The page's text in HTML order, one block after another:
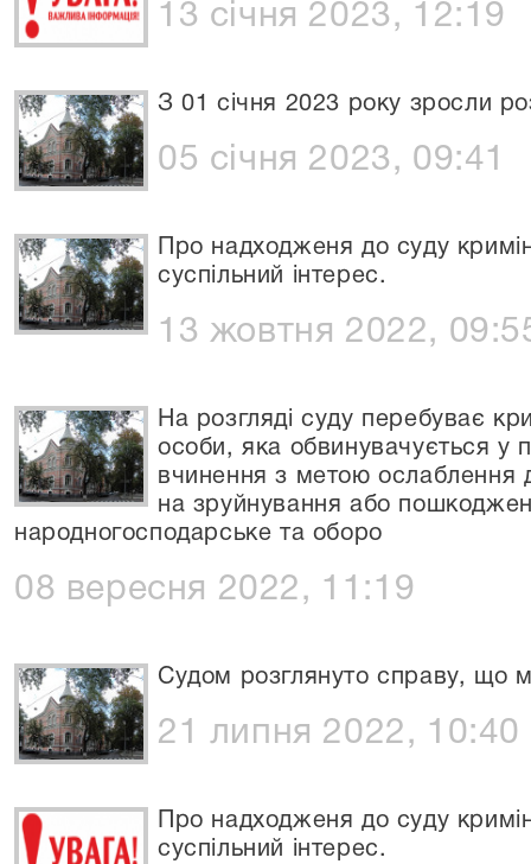
13 січня 2023, 12:19
З 01 січня 2023 року зросли
05 січня 2023, 09:41
Про надходженя до суду
суспільний інтерес.
13 жовтня 2022,
На розгляді суду перебуває
особи, яка обвинувачується у
вчинення з метою ослаблення
на зруйнування або
народногосподарське та оборо
08 вересня 2022, 11:19
Судом розглянуто справу, що
21 липня 2022, 10:40
Про надходженя до суду
суспільний інтерес.